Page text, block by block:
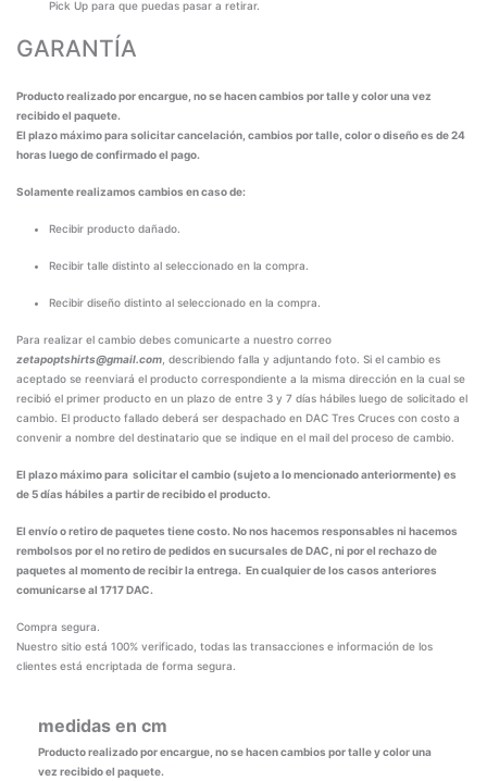
Pick Up para que puedas pasar a retirar.
GARANTÍA
Producto realizado por encargue, no se hacen cambios por talle y color una vez
recibido el paquete.
El plazo máximo para solicitar cancelación, cambios por talle, color o diseño es de 24
horas luego de confirmado el pago.
Solamente realizamos cambios en caso de:
Recibir producto dañado.
Recibir talle distinto al seleccionado en la compra.
Recibir diseño distinto al seleccionado en la compra.
Para realizar el cambio debes comunicarte a nuestro correo
zetapoptshirts@gmail.com , describiendo falla y adjuntando foto. Si el cambio es
aceptado se reenviará el producto correspondiente a la misma dirección en la cual se
recibió el primer producto en un plazo de entre 3 y 7 días hábiles luego de solicitado el
cambio. El producto fallado deberá ser despachado en DAC Tres Cruces con costo a
convenir a nombre del destinatario que se indique en el mail del proceso de cambio.
El plazo máximo para solicitar el cambio (sujeto a lo mencionado anteriormente) es
de 5 días hábiles a partir de recibido el producto.
El envío o retiro de paquetes tiene costo. No nos hacemos responsables ni hacemos
rembolsos por el no retiro de pedidos en sucursales de DAC, ni por el rechazo de
paquetes al momento de recibir la entrega. En cualquier de los casos anteriores
comunicarse al 1717 DAC.
Compra segura.
Nuestro sitio está 100% verificado, todas las transacciones e información de los
clientes está encriptada de forma segura.
medidas en cm
Producto realizado por encargue, no se hacen cambios por talle y color una
vez recibido el paquete.